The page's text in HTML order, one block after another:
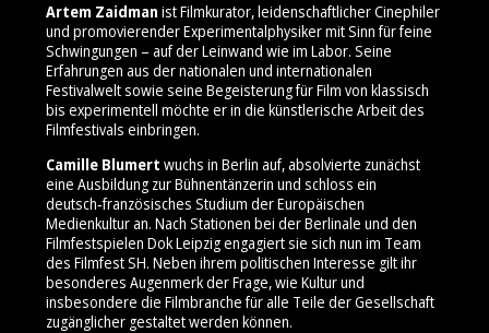
Artem Zaidman ist Filmkurator, leidenschaftlicher Cinephiler
und promovierender Experimentalphysiker mit Sinn für feine
Schwingungen – auf der Leinwand wie im Labor. Seine
Erfahrungen aus der nationalen und internationalen
Festivalwelt sowie seine Begeisterung für Film von klassisch
bis experimentell möchte er in die künstlerische Arbeit des
Filmfestivals einbringen.
Camille Blumert wuchs in Berlin auf, absolvierte zunächst
eine Ausbildung zur Bühnentänzerin und schloss ein
deutsch‑französisches Studium der Europäischen
Medienkultur an. Nach Stationen bei der Berlinale und den
Filmfestspielen Dok Leipzig engagiert sie sich nun im Team
des Filmfest SH. Neben ihrem politischen Interesse gilt ihr
besonderes Augenmerk der Frage, wie Kultur und
insbesondere die Filmbranche für alle Teile der Gesellschaft
zugänglicher gestaltet werden können.